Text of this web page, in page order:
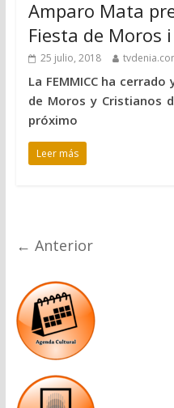
Amparo Mata
Fiesta de Moros
25 julio, 2018
La FEMMICC ha
de Moros y Cristianos
próximo
Leer más
← Anterior